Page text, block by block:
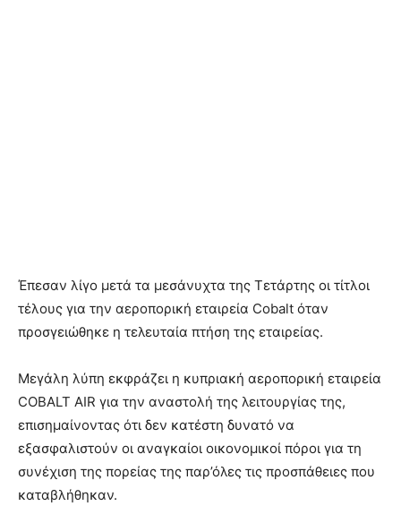
Έπεσαν λίγο μετά τα μεσάνυχτα της Τετάρτης οι τίτλοι
τέλους για την αεροπορική εταιρεία Cobalt όταν
προσγειώθηκε η τελευταία πτήση της εταιρείας.
Μεγάλη λύπη εκφράζει η κυπριακή αεροπορική εταιρεία
COBALT AIR για την αναστολή της λειτουργίας της,
επισημαίνοντας ότι δεν κατέστη δυνατό να
εξασφαλιστούν οι αναγκαίοι οικονομικοί πόροι για τη
συνέχιση της πορείας της παρ’όλες τις προσπάθειες που
καταβλήθηκαν.